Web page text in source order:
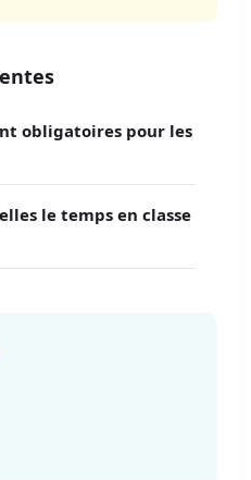
obligatoires pour les
le temps en classe